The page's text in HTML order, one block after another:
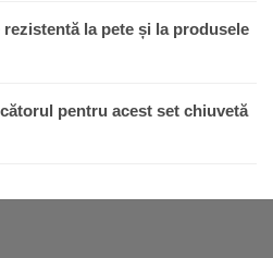
la pete și la produsele
pentru acest set chiuvetă